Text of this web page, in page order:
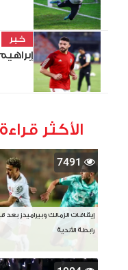
خبر
الأكثر قراءة
7491
إيقافات الزمالك وبيراميدز بعد
رابطة الأندية